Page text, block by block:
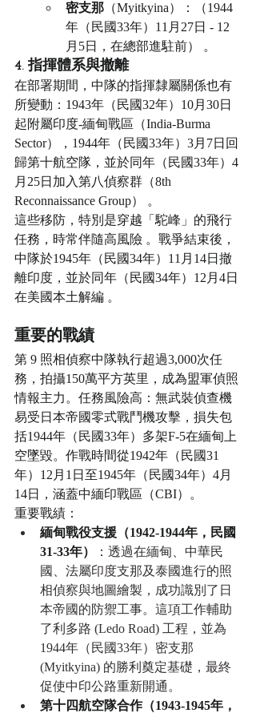
密支那 （Myitkyina）：（1944
年（民國33年）11月27日 - 12
月5日，在總部進駐前） 。
4. 指揮體系與撤離
在部署期間，中隊的指揮隸屬關係也有
所變動：1943年（民國32年）10月30日
起附屬印度-緬甸戰區（India-Burma
Sector），1944年（民國33年）3月7日回
歸第十航空隊，並於同年（民國33年）4
月25日加入第八偵察群（8th
Reconnaissance Group） 。
這些移防，特別是穿越「駝峰」的飛行
任務，時常伴隨高風險 。戰爭結束後，
中隊於1945年（民國34年）11月14日撤
離印度，並於同年（民國34年）12月4日
在美國本土解編 。
重要的戰績
第 9 照相偵察中隊執行超過3,000次任
務，拍攝150萬平方英里，成為盟軍偵照
情報主力。任務風險高：無武裝偵查機
易受日本帝國零式戰鬥機攻擊，損失包
括1944年（民國33年）多架F-5在緬甸上
空墜毀。作戰時間從1942年（民國31
年）12月1日至1945年（民國34年）4月
14日，涵蓋中緬印戰區（CBI）。
重要戰績：
緬甸戰役支援（1942-1944年，民國
31-33年）
： 透過在緬甸、中華民
國、法屬印度支那及泰國進行的照
相偵察與地圖繪製，成功識別了日
本帝國的防禦工事。這項工作輔助
了利多路 (Ledo Road) 工程，並為
1944年（民國33年）密支那
(Myitkyina) 的勝利奠定基礎，最終
促使中印公路重新開通。
第十四航空隊合作（1943-1945年，